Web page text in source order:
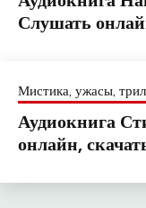
Слушать
Мистика, ужасы,
Аудиокнига
онлайн,